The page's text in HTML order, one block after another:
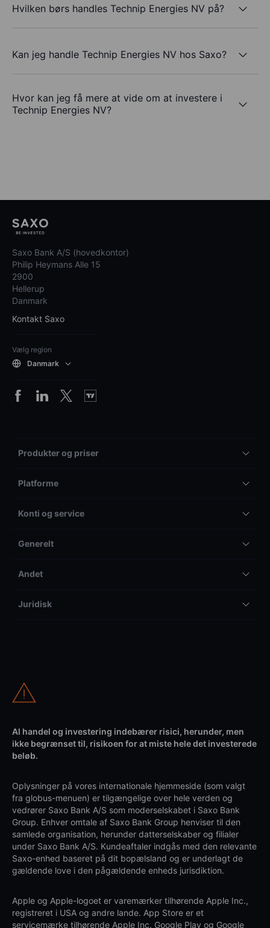
Hvilken børs handles Technip Energies NV på?
Kan jeg handle Technip Energies NV hos Saxo?
Hvor kan jeg få mere at vide om at investere i
Technip Energies NV?
Saxo Bank A/S (hovedkontor)
Philip Heymans Alle 15
2900
Hellerup
Danmark
Kontakt Saxo
Vælg region
Danmark
Produkter og priser
Platforme
Konti og service
Generelt
Andet
Juridisk
Al handel og investering indebærer risici, herunder, men
ikke begrænset til, risikoen for at miste hele det investerede
beløb.
Oplysninger på vores internationale hjemmeside (som valgt
fra globus-menuen) er tilgængelige over hele verden og
vedrører Saxo Bank A/S som moderselskabet i Saxo Bank
Group. Enhver omtale af Saxo Bank Group henviser til den
samlede organisation, herunder datterselskaber og filialer
under Saxo Bank A/S. Kundeaftaler indgås med den relevante
Saxo-enhed baseret på dit bopælsland og er underlagt de
gældende love i den pågældende enheds jurisdiktion.
Apple og Apple-logoet er varemærker tilhørende Apple Inc.,
registreret i USA og andre lande. App Store er et
servicemærke tilhørende Apple Inc. Google Play og Google